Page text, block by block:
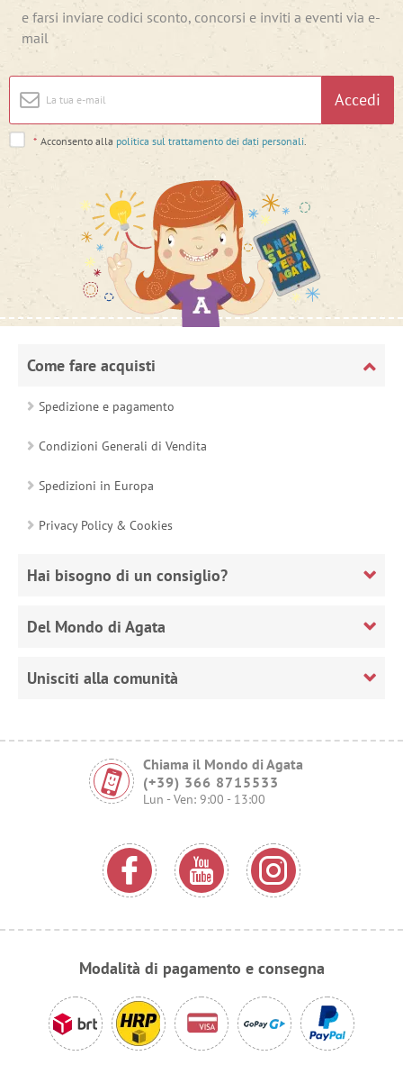
e farsi inviare codici sconto, concorsi e inviti a eventi via e-
mail
Accedi
* Acconsento alla politica sul trattamento dei dati personali
Come fare acquisti
Spedizione e pagamento
Condizioni Generali di Vendita
Spedizioni in Europa
Privacy Policy & Cookies
Hai bisogno di un consiglio?
Del Mondo di Agata
Unisciti alla comunità
Chiama il Mondo di Agata
(+39) 366 8715533
Lun - Ven: 9:00 - 13:00
Modalità di pagamento e consegna